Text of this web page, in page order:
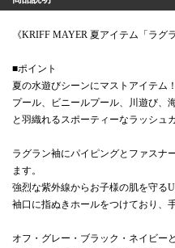
《KRIFF MAYER 夏アイテム「ラグ
■ポイント
夏の水遊びシーンにマストアイテム！
プール、ビニールプール、川遊び、
と羽織れるスポーティーなラッシュ
ラグラン袖にパイピングとファスナ
ます。
強烈な紫外線からお子様の肌を守る
袖口に指ぬきホールをつけており、
オフ・グレー・ブラック・ネイビー